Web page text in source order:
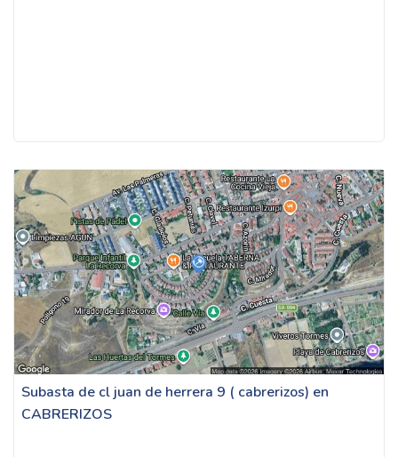
Subasta de cl juan de herrera 9 ( cabrerizos) en
CABRERIZOS